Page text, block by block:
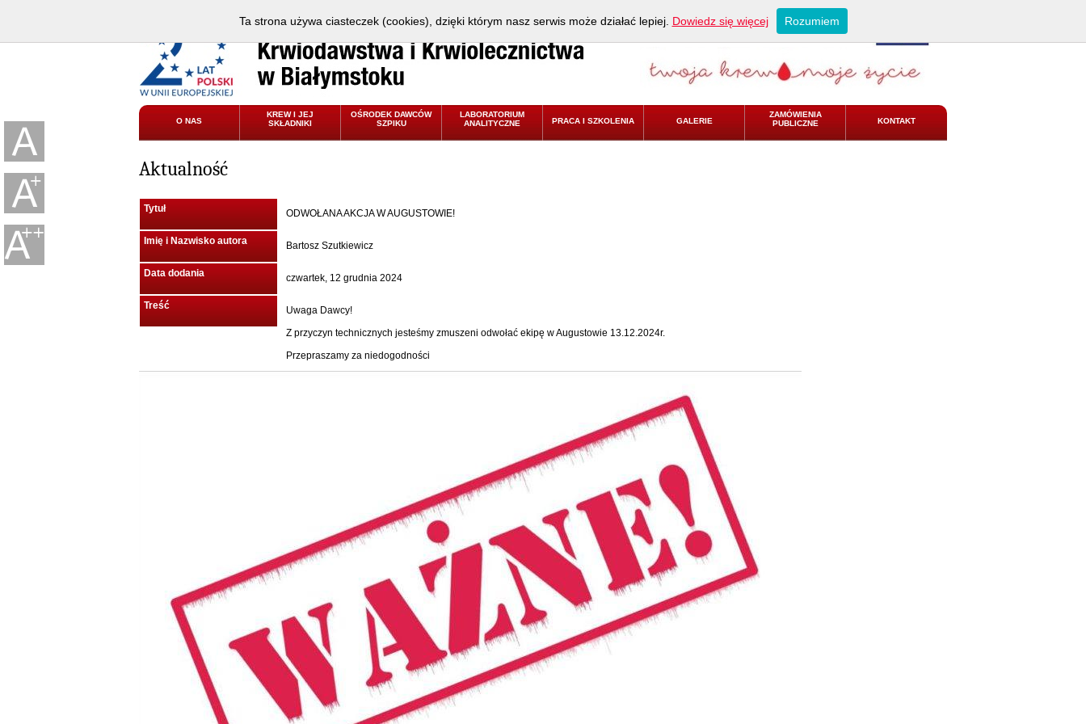
O NAS
KREW I JEJ
SKŁADNIKI
OŚRODEK DAWCÓW
SZPIKU
LABORATORIUM
ANALITYCZNE
PRACA I SZKOLENIA GALERIE
ZAMÓWIENIA
PUBLICZNE
KONTAKT
Aktualność
Tytuł ODWOŁANA AKCJA W AUGUSTOWIE!
Imię i Nazwisko autora Bartosz Szutkiewicz
Data dodania czwartek, 12 grudnia 2024
Treść
Uwaga Dawcy!
Z przyczyn technicznych jesteśmy zmuszeni odwołać ekipę w Augustowie 13.12.2024r.
Przepraszamy za niedogodności
Ta strona używa ciasteczek (cookies), dzięki którym nasz serwis może działać lepiej. Dowiedz się więcej Rozumiem